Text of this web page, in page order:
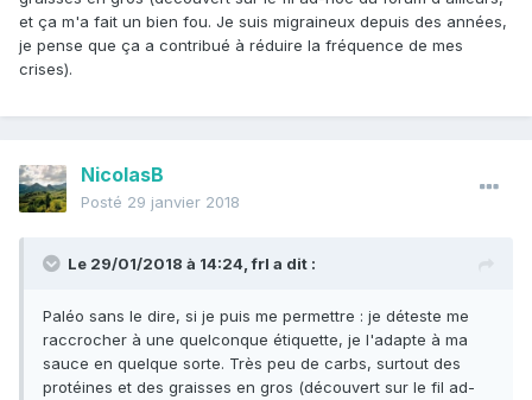
et ça m'a fait un bien fou. Je suis migraineux depuis des années,
je pense que ça a contribué à réduire la fréquence de mes
crises).
NicolasB
Posté 29 janvier 2018
Le 29/01/2018 à 14:24,frl a dit :
Paléo sans le dire, si je puis me permettre : je déteste me
raccrocher à une quelconque étiquette, je l'adapte à ma
sauce en quelque sorte. Très peu de carbs, surtout des
protéines et des graisses en gros (découvert sur le fil ad-